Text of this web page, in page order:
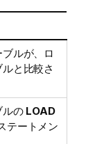
ルが、ロ
と比較さ
ルの LOAD
テートメン